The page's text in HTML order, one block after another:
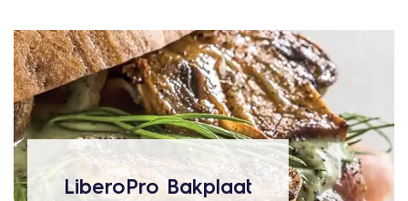
LiberoPro Bakplaat